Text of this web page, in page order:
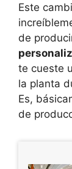
Este
de
te cueste
la planta
Es,
de